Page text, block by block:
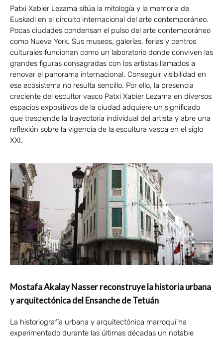
Patxi Xabier Lezama sitúa la mitología y la memoria de
Euskadi en el circuito internacional del arte contemporáneo.
Pocas ciudades condensan el pulso del arte contemporáneo
como Nueva York. Sus museos, galerías, ferias y centros
culturales funcionan como un laboratorio donde conviven las
grandes figuras consagradas con los artistas llamados a
renovar el panorama internacional. Conseguir visibilidad en
ese ecosistema no resulta sencillo. Por ello, la presencia
creciente del escultor vasco Patxi Xabier Lezama en diversos
espacios expositivos de la ciudad adquiere un significado
que trasciende la trayectoria individual del artista y abre una
reflexión sobre la vigencia de la escultura vasca en el siglo
XXI.
Mostafa Akalay Nasser reconstruye la historia urbana
y arquitectónica del Ensanche de Tetuán
La historiografía urbana y arquitectónica marroquí ha
experimentado durante las últimas décadas un notable